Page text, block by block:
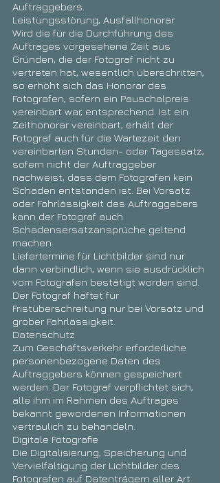
Auftraggebers.
Leistungsstörung, Ausfallhonorar
Wird die für die Durchführung des
Auftrages vorgesehene Zeit aus
Gründen, die der Fotograf nicht zu
vertreten hat, wesentlich überschritten,
so erhöht sich das Honorar des
Fotografen, sofern ein Pauschalpreis
vereinbart war, entsprechend. Ist ein
Zeithonorar vereinbart, erhält der
Fotograf auch für die Wartezeit den
vereinbarten Stunden- oder Tagessatz,
sofern nicht der Auftraggeber
nachweist, dass dem Fotografen kein
Schaden entstanden ist. Bei Vorsatz
oder Fahrlässigkeit des Auftraggebers
kann der Fotograf auch
Schadensersatzansprüche geltend
machen.
Liefertermine für Lichtbilder sind nur
dann verbindlich, wenn sie ausdrücklich
vom Fotografen bestätigt worden sind.
Der Fotograf haftet für
Fristüberschreitung nur bei Vorsatz und
grober Fahrlässigkeit.
Datenschutz
Zum Geschäftsverkehr erforderliche
personenbezogene Daten des
Auftraggebers können gespeichert
werden. Der Fotograf verpflichtet sich,
alle ihm im Rahmen des Auftrages
bekannt gewordenen Informationen
vertraulich zu behandeln.
Digitale Fotografie
Die Digitalisierung, Speicherung und
Vervielfältigung der Lichtbilder des
Fotografen auf Datenträgern aller Art